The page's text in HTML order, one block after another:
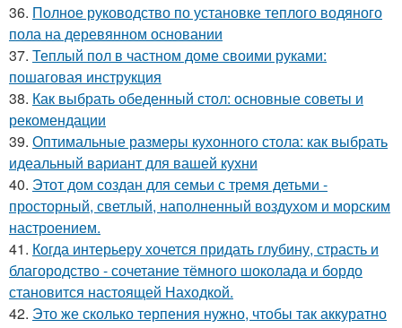
36. Полное руководство по установке теплого водяного
пола на деревянном основании
37. Теплый пол в частном доме своими руками:
пошаговая инструкция
38. Как выбрать обеденный стол: основные советы и
рекомендации
39. Оптимальные размеры кухонного стола: как выбрать
идеальный вариант для вашей кухни
40. Этот дом создан для семьи с тремя детьми -
просторный, светлый, наполненный воздухом и морским
настроением.
41. Когда интерьеру хочется придать глубину, страсть и
благородство - сочетание тёмного шоколада и бордо
становится настоящей Находкой.
42. Это же сколько терпения нужно, чтобы так аккуратно